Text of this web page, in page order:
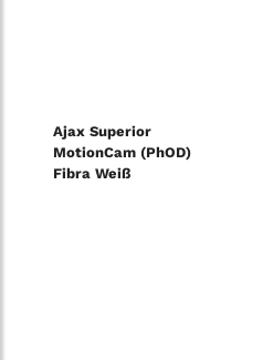
Ajax Superior
MotionCam (PhOD)
Fibra Weiß